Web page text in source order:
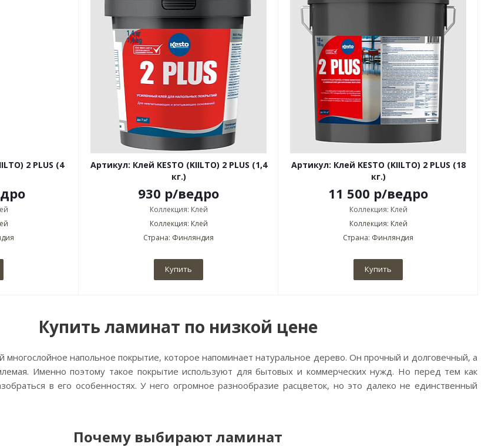
2 PLUS (4
Артикул: Клей KESTO (KIILTO) 2 PLUS (1,4
кг.)
930 р/ведро
Коллекция: Клей
Коллекция: Клей
Страна: Финляндия
Купить
Артикул: Клей KESTO (KIILTO) 2 PLUS (18
кг.)
11 500 р/ведро
Коллекция: Клей
Коллекция: Клей
Страна: Финляндия
Купить
Купить ламинат по низкой цене
многослойное напольное покрытие, которое напоминает натуральное дерево. Он прочный и долговечный, а
Именно поэтому такое покрытие используют для бытовых и коммерческих нужд. Но перед тем как
в его особенностях. У него огромное разнообразие расцветок, но это далеко не единственный
Почему выбирают ламинат